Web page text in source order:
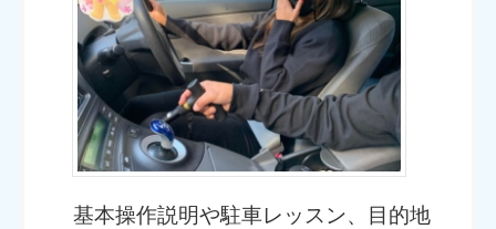
基本操作説明や駐車レッスン、目的地